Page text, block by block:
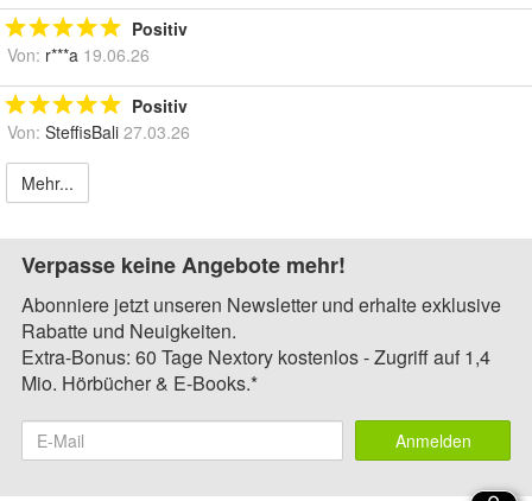
Positiv
Von: r***a 19.06.26
Positiv
Von: SteffisBali 27.03.26
Mehr...
Verpasse keine Angebote mehr!
Abonniere jetzt unseren Newsletter und erhalte exklusive
Rabatte und Neuigkeiten.
Extra-Bonus: 60 Tage Nextory kostenlos - Zugriff auf 1,4
Mio. Hörbücher & E-Books.*
Anmelden